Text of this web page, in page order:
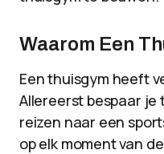
Waarom Een
Een thuisgym heeft
Allereerst bespaar
reizen naar een
op elk moment van